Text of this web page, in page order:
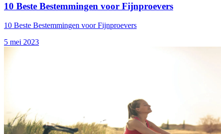
10 Beste Bestemmingen voor Fijnproevers
10 Beste Bestemmingen voor Fijnproevers
5 mei 2023